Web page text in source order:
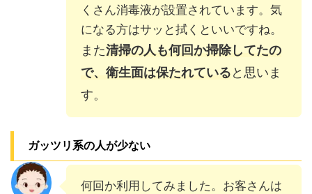
くさん消毒液が設置されています。気
になる方はサッと拭くといいですね。
また清掃の人も何回か掃除してたの
で、衛生面は保たれていると思いま
す。
ガッツリ系の人が少ない
何回か利用してみました。お客さんは